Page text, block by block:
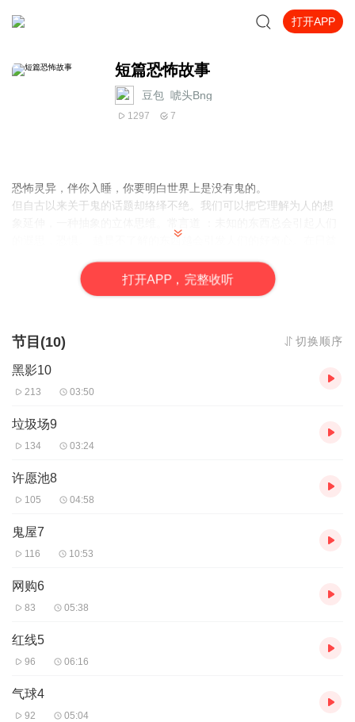
打开APP
短篇恐怖故事
豆包_唬头Bng
1297 7
恐怖灵异，伴你入睡，你要明白世界上是没有鬼的。
但自古以来关于鬼的话题却络绎不绝。我们可以把它理解为人的想
的遐思，恐惧。 越是不了解的东西越会引发人们的好奇心。在日益
打开APP，完整收听
节目(10) 切换顺序
黑影10
213 03:50
垃圾场9
134 03:24
许愿池8
105 04:58
鬼屋7
116 10:53
网购6
83 05:38
红线5
96 06:16
气球4
92 05:04